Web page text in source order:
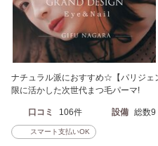
ナチュラル派におすすめ☆【パリジェ
限に活かした次世代まつ毛パーマ!
口コミ 106件 設備 総数9
スマート支払いOK